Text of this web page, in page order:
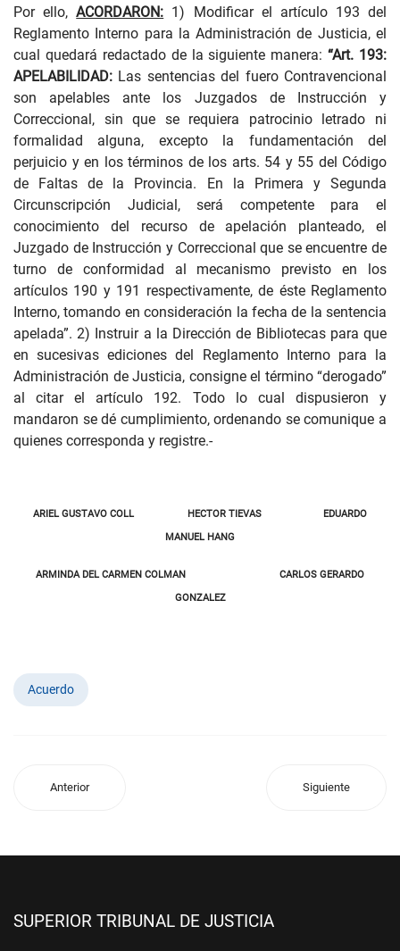
Por ello,ACORDARON: 1) Modificar el artículo 193 del
Reglamento Interno para la Administración de Justicia, el
cual quedará redactado de la siguiente manera:“Art. 193:
APELABILIDAD: Las sentencias del fuero Contravencional
son apelables ante los Juzgados de Instrucción y
Correccional, sin que se requiera patrocinio letrado ni
formalidad alguna, excepto la fundamentación del
perjuicio y en los términos de los arts. 54 y 55 del Código
de Faltas de la Provincia. En la Primera y Segunda
Circunscripción Judicial, será competente para el
conocimiento del recurso de apelación planteado, el
Juzgado de Instrucción y Correccional que se encuentre de
turno de conformidad al mecanismo previsto en los
artículos 190 y 191 respectivamente, de éste Reglamento
Interno, tomando en consideración la fecha de la sentencia
apelada”. 2) Instruir a la Dirección de Bibliotecas para que
en sucesivas ediciones del Reglamento Interno para la
Administración de Justicia, consigne el término “derogado”
al citar el artículo 192. Todo lo cual dispusieron y
mandaron se dé cumplimiento, ordenando se comunique a
quienes corresponda y registre.-
ARIEL GUSTAVO COLL HECTOR TIEVAS EDUARDO
MANUEL HANG
ARMINDA DEL CARMEN COLMAN CARLOS GERARDO
GONZALEZ
Acuerdo
Anterior Siguiente
SUPERIOR TRIBUNAL DE JUSTICIA